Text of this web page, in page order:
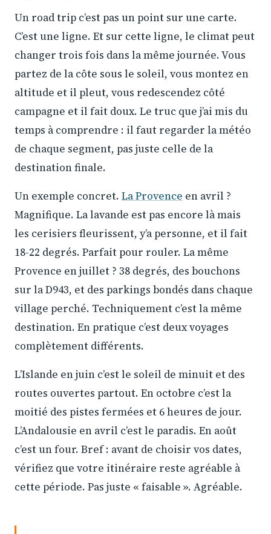
Un road trip c’est pas un point sur une carte.
C’est une ligne. Et sur cette ligne, le climat peut
changer trois fois dans la même journée. Vous
partez de la côte sous le soleil, vous montez en
altitude et il pleut, vous redescendez côté
campagne et il fait doux. Le truc que j’ai mis du
temps à comprendre : il faut regarder la météo
de chaque segment, pas juste celle de la
destination finale.
Un exemple concret. La Provence en avril ?
Magnifique. La lavande est pas encore là mais
les cerisiers fleurissent, y’a personne, et il fait
18-22 degrés. Parfait pour rouler. La même
Provence en juillet ? 38 degrés, des bouchons
sur la D943, et des parkings bondés dans chaque
village perché. Techniquement c’est la même
destination. En pratique c’est deux voyages
complètement différents.
L’Islande en juin c’est le soleil de minuit et des
routes ouvertes partout. En octobre c’est la
moitié des pistes fermées et 6 heures de jour.
L’Andalousie en avril c’est le paradis. En août
c’est un four. Bref : avant de choisir vos dates,
vérifiez que votre itinéraire reste agréable à
cette période. Pas juste « faisable ». Agréable.